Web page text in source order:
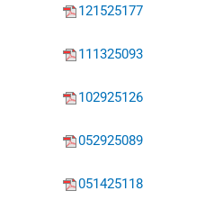
121525177
111325093
102925126
052925089
051425118